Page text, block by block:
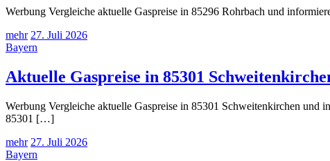
Werbung Vergleiche aktuelle Gaspreise in 85296 Rohrbach und
mehr 27. Juli 2026
Bayern
Aktuelle Gaspreise in 85301
Werbung Vergleiche aktuelle Gaspreise in 85301 Schweitenkirchen und
85301 […]
mehr 27. Juli 2026
Bayern